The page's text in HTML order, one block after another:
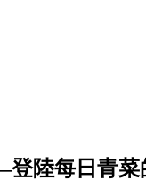
陸每日青菜